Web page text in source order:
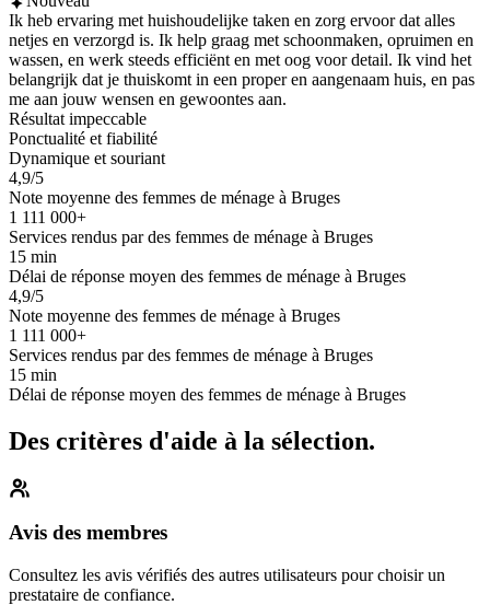
Ik heb ervaring met huishoudelijke taken en zorg ervoor dat alles
netjes en verzorgd is. Ik help graag met schoonmaken, opruimen en
wassen, en werk steeds efficiënt en met oog voor detail. Ik vind het
belangrijk dat je thuiskomt in een proper en aangenaam huis, en pas
me aan jouw wensen en gewoontes aan.
Résultat impeccable
Ponctualité et fiabilité
Dynamique et souriant
4,9/5
Note moyenne des femmes de ménage à Bruges
1 111 000+
Services rendus par des femmes de ménage à Bruges
15 min
Délai de réponse moyen des femmes de ménage à Bruges
4,9/5
Note moyenne des femmes de ménage à Bruges
1 111 000+
Services rendus par des femmes de ménage à Bruges
15 min
Délai de réponse moyen des femmes de ménage à Bruges
Des critères d'aide à la sélection.
Avis des membres
Consultez les avis vérifiés des autres utilisateurs pour choisir un
prestataire de confiance.